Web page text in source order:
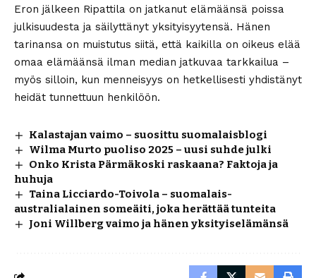
Eron jälkeen Ripattila on jatkanut elämäänsä poissa
julkisuudesta ja säilyttänyt yksityisyytensä. Hänen
tarinansa on muistutus siitä, että kaikilla on oikeus elää
omaa elämäänsä ilman median jatkuvaa tarkkailua –
myös silloin, kun menneisyys on hetkellisesti yhdistänyt
heidät tunnettuun henkilöön.
Kalastajan vaimo – suosittu suomalaisblogi
Wilma Murto puoliso 2025 – uusi suhde julki
Onko Krista Pärmäkoski raskaana? Faktoja ja
huhuja
Taina Licciardo-Toivola – suomalais-
australialainen someäiti, joka herättää tunteita
Joni Willberg vaimo ja hänen yksityiselämänsä